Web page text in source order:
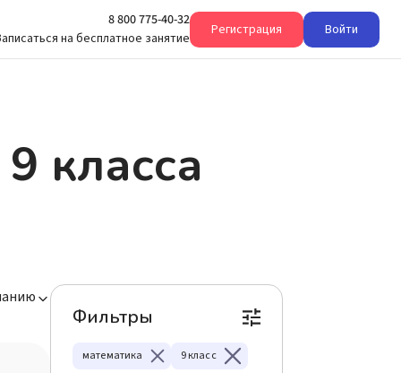
8 800 775-40-32
на бесплатное занятие
Регистрация Войти
класса
Фильтры
математика 9 класс